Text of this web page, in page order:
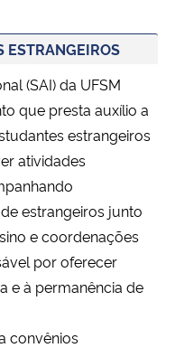
ESTRANGEIROS
(SAI) da UFSM
que presta auxílio a
estrangeiros
atividades
estrangeiros junto
e coordenações
por oferecer
e à permanência de
convênios